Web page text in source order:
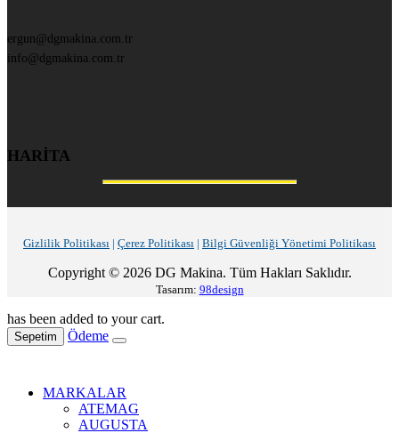
ergun@dgmakina.com.tr
info@dgmakina.com.tr
HARİTA
Gizlilik Politikası | Çerez Politikası | Bilgi Güvenliği Yönetimi Politikası
Copyright © 2026 DG Makina. Tüm Hakları Saklıdır.
Tasarım: 98design
has been added to your cart.
Sepetim Ödeme
MARKALAR
ATEMAG
AUGUSTA